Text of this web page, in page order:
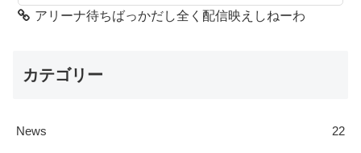
アリーナ待ちばっかだし全く配信映えしねーわ
カテゴリー
News 22